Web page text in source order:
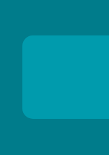
Líneas
Base
Base en
Líneas
Base
Base en
Líneas
Base
Base en